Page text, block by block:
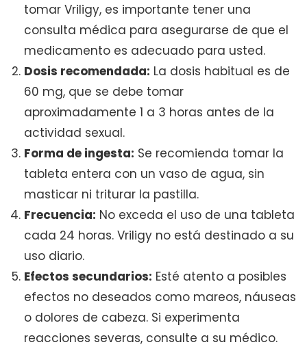
tomar Vriligy, es importante tener una
consulta médica para asegurarse de que el
medicamento es adecuado para usted.
Dosis recomendada: La dosis habitual es de
60 mg, que se debe tomar
aproximadamente 1 a 3 horas antes de la
actividad sexual.
Forma de ingesta: Se recomienda tomar la
tableta entera con un vaso de agua, sin
masticar ni triturar la pastilla.
Frecuencia: No exceda el uso de una tableta
cada 24 horas. Vriligy no está destinado a su
uso diario.
Efectos secundarios: Esté atento a posibles
efectos no deseados como mareos, náuseas
o dolores de cabeza. Si experimenta
reacciones severas, consulte a su médico.